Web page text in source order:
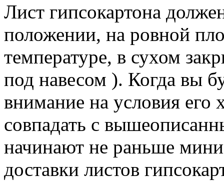
Лист гипсокартона
положении, на ровной
температуре, в сухом
под навесом ). Когда вы
внимание на условия
совпадать с
начинают не раньше
доставки листов